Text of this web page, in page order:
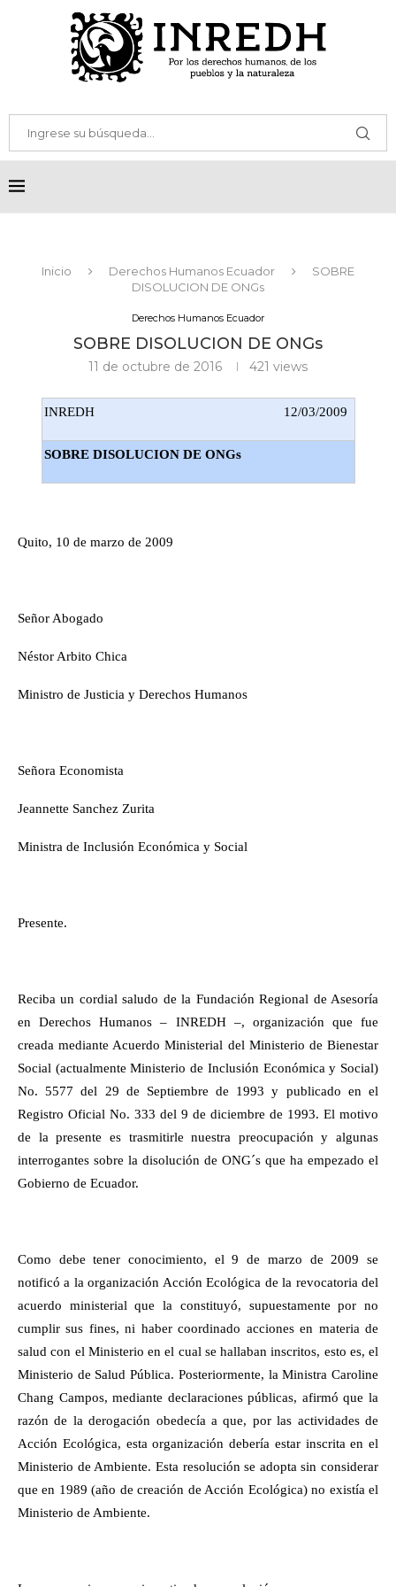
Inicio Derechos Humanos Ecuador
SOBRE
DISOLUCION DE ONGs
Derechos Humanos Ecuador
SOBRE DISOLUCION DE ONGs
11 de octubre de 2016 421 views
INREDH 12/03/2009
SOBRE DISOLUCION DE ONGs
Quito, 10 de marzo de 2009
Señor Abogado
Néstor Arbito Chica
Ministro de Justicia y Derechos Humanos
Señora Economista
Jeannette Sanchez Zurita
Ministra de Inclusión Económica y Social
Presente.
Reciba un cordial saludo de la Fundación Regional de Asesoría
en Derechos Humanos – INREDH –, organización que fue
creada mediante Acuerdo Ministerial del Ministerio de Bienestar
Social (actualmente Ministerio de Inclusión Económica y Social)
No. 5577 del 29 de Septiembre de 1993 y publicado en el
Registro Oficial No. 333 del 9 de diciembre de 1993. El motivo
de la presente es trasmitirle nuestra preocupación y algunas
interrogantes sobre la disolución de ONG´s que ha empezado el
Gobierno de Ecuador.
Como debe tener conocimiento, el 9 de marzo de 2009 se
notificó a la organización Acción Ecológica de la revocatoria del
acuerdo ministerial que la constituyó, supuestamente por no
cumplir sus fines, ni haber coordinado acciones en materia de
salud con el Ministerio en el cual se hallaban inscritos, esto es, el
Ministerio de Salud Pública. Posteriormente, la Ministra Caroline
Chang Campos, mediante declaraciones públicas, afirmó que la
razón de la derogación obedecía a que, por las actividades de
Acción Ecológica, esta organización debería estar inscrita en el
Ministerio de Ambiente. Esta resolución se adopta sin considerar
que en 1989 (año de creación de Acción Ecológica) no existía el
Ministerio de Ambiente.